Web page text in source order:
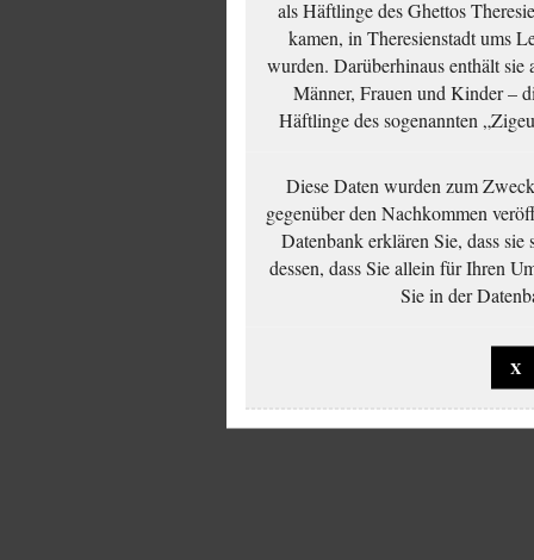
als Häftlinge des Ghettos
kamen, in Theresienstadt ums
wurden. Darüberhinaus enthält
Männer, Frauen und Kinder –
Häftlinge des sogenannten
Diese Daten wurden zum
gegenüber den Nachkommen
Datenbank erklären Sie, dass sie
dessen, dass Sie allein für Ihren
Sie in der
X